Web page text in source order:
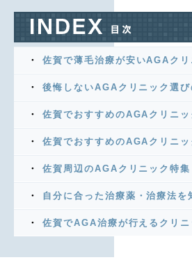
佐賀で薄毛治療が安いAGAクリ
後悔しないAGAクリニック選
佐賀でおすすめのAGAクリニ
佐賀でおすすめのAGAクリニ
佐賀周辺のAGAクリニック特集
自分に合った治療薬・治療法を
佐賀でAGA治療が行えるクリ